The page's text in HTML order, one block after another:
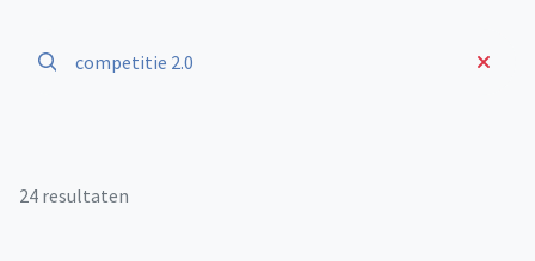
24 resultaten